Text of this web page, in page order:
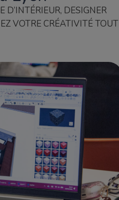
D’INTÉRIEUR, DESIGNER
VOTRE CRÉATIVITÉ TOUT